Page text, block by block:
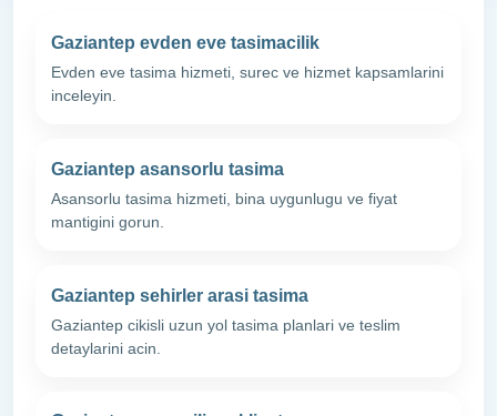
Gaziantep evden eve tasimacilik
Evden eve tasima hizmeti, surec ve hizmet kapsamlarini
inceleyin.
Gaziantep asansorlu tasima
Asansorlu tasima hizmeti, bina uygunlugu ve fiyat
mantigini gorun.
Gaziantep sehirler arasi tasima
Gaziantep cikisli uzun yol tasima planlari ve teslim
detaylarini acin.